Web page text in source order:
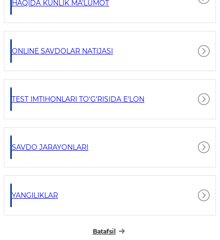
HAQIDA KUNLIK MA'LUMOT
ONLINE SAVDOLAR NATIJASI
TEST IMTIHONLARI TO'G'RISIDA E'LON
SAVDO JARAYONLARI
YANGILIKLAR
Batafsil